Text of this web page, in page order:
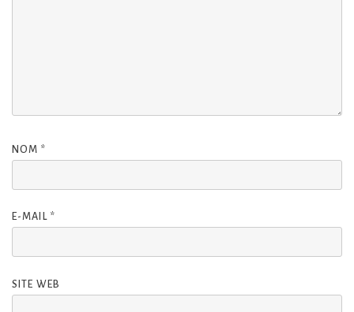
NOM *
E-MAIL *
SITE WEB